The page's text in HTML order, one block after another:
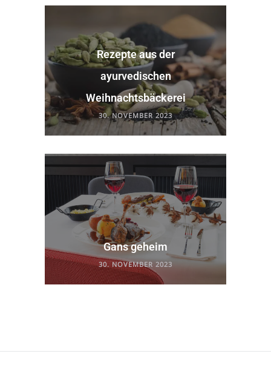
Rezepte aus der
ayurvedischen
Weihnachtsbäckerei
30. NOVEMBER 2023
Gans geheim
30. NOVEMBER 2023